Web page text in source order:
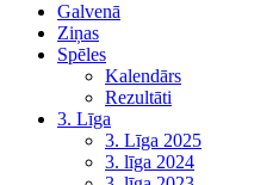
Galvenā
Ziņas
Spēles
Kalendārs
Rezultāti
3. Līga
3. Līga 2025
3. līga 2024